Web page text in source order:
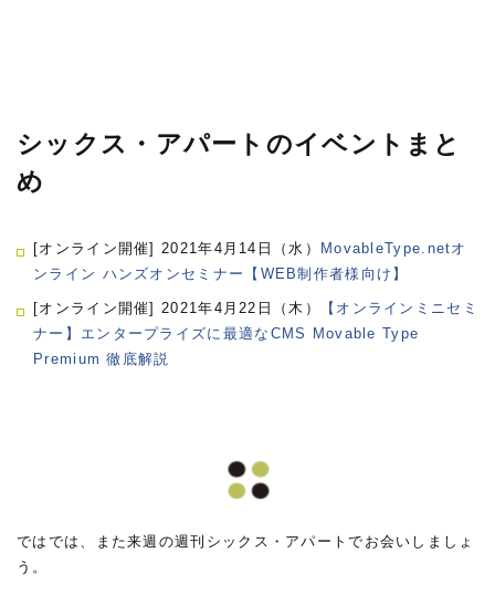
シックス・アパートのイベントまと
め
[オンライン開催] 2021年4月14日（水）
MovableType.netオ
ンライン ハンズオンセミナー【WEB制作者様向け】
[オンライン開催] 2021年4月22日（木）
【オンラインミニセミ
ナー】エンタープライズに最適なCMS Movable Type
Premium 徹底解説
ではでは、また来週の週刊シックス・アパートでお会いしましょ
う。